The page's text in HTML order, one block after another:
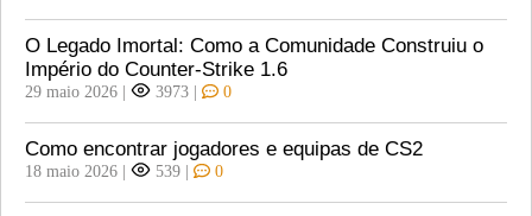
O Legado Imortal: Como a Comunidade Construiu o
Império do Counter-Strike 1.6
29 maio 2026 | 3973 | 0
Como encontrar jogadores e equipas de CS2
18 maio 2026 | 539 | 0